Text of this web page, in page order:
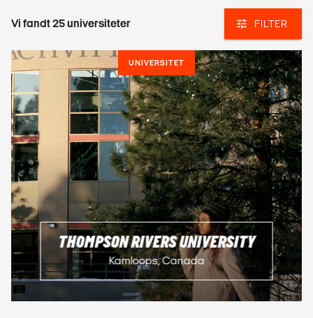
Vi fandt25universiteter FILTER
UNIVERSITET
THOMPSON RIVERS UNIVERSITY
Kamloops, Canada